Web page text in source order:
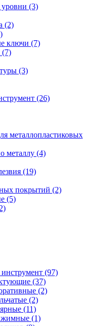
(3)
(2)
ключи (7)
(7)
(3)
(26)
металлопластиковых
металлу (4)
(19)
покрытий (2)
(5)
(97)
(37)
(2)
(2)
(11)
(1)